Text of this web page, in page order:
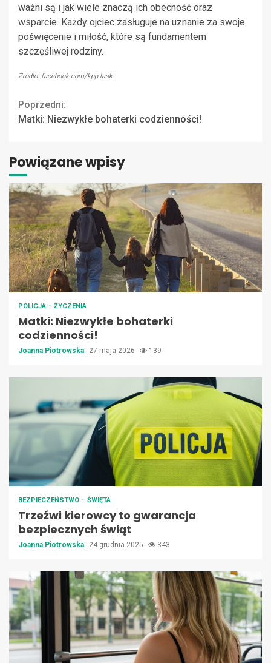
ważni są i jak wiele znaczą ich obecność oraz
wsparcie. Każdy ojciec zasługuje na uznanie za swoje
poświęcenie i miłość, które są fundamentem
szczęśliwej rodziny.
Źródło: facebook.com/kpp.lask
Continue
Reading
Poprzedni:
Matki: Niezwykłe bohaterki codzienności!
Powiązane wpisy
POLICJA ŻYCZENIA
Matki: Niezwykłe bohaterki
codzienności!
Joanna Piotrowska 27 maja 2026 139
BEZPIECZEŃSTWO ŚWIĘTA
Trzeźwi kierowcy to gwarancja
bezpiecznych świąt
Joanna Piotrowska 24 grudnia 2025 343